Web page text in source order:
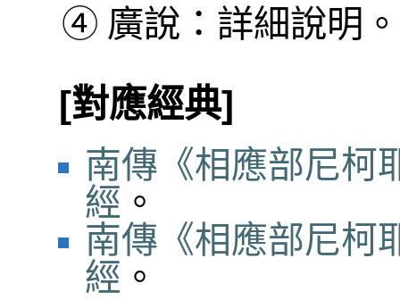
④ 廣說：詳細說明。
[對應經典]
南傳《相應部尼柯
經 。
南傳《相應部尼柯
經 。